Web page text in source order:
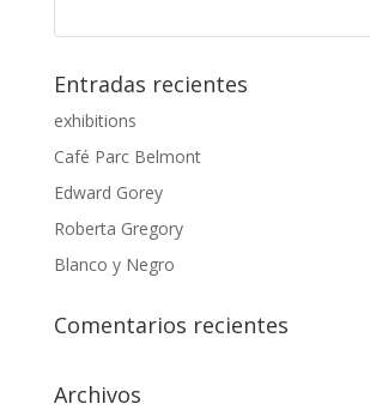
Entradas recientes
exhibitions
Café Parc Belmont
Edward Gorey
Roberta Gregory
Blanco y Negro
Comentarios recientes
Archivos